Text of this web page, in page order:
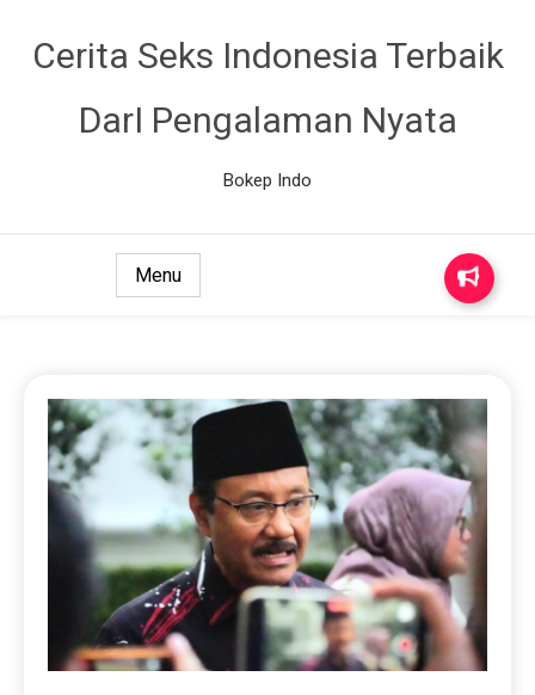
Cerita Seks Indonesia Terbaik
DarI Pengalaman Nyata
Bokep Indo
Menu